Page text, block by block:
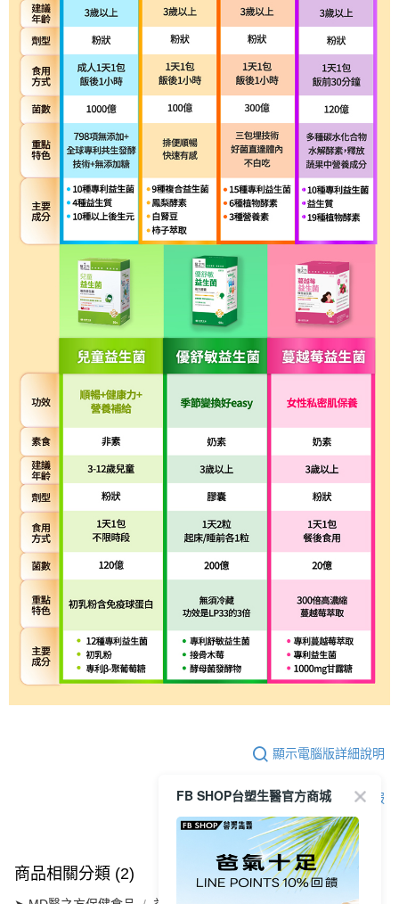
顯示電腦版詳細說明
客服
商品相關分類 (2)
FB SHOP台塑生醫官方商城